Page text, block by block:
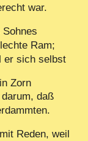
war.
Ram;
er sich selbst
Zorn
daß
Reden, weil